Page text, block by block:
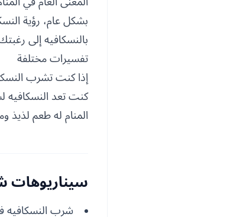
بشكل عام، رؤية
بالنسكافيه إلى
تفسيرات مختلفة
إذا كنت تشرب
كنت تعد النسكافيه
المنام له طعم لذيذ
سيناريوهات
شرب النسكافيه